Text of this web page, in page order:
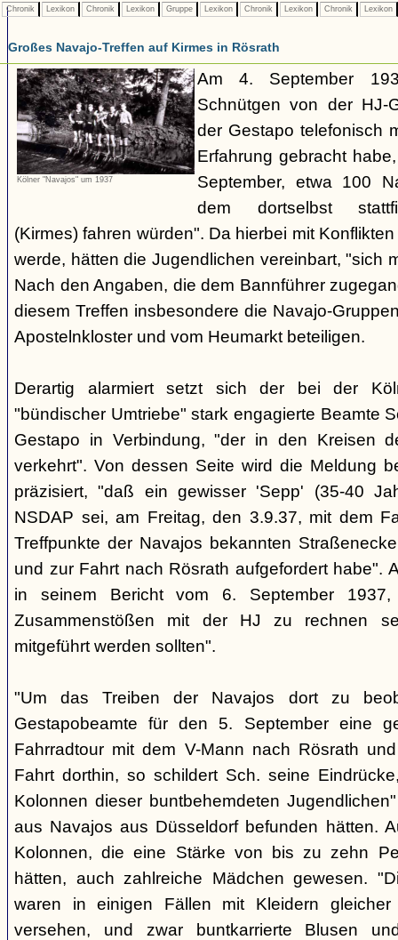
Chronik Lexikon Chronik Lexikon Gruppe Lexikon Chronik Lexikon Chronik Lexikon
Großes Navajo-Treffen auf Kirmes in Rösrath
Kölner "Navajos" um 1937
Am 4. September
Schnütgen von der HJ-
der Gestapo telefonisch
Erfahrung gebracht
September, etwa 100
dem dortselbst
(Kirmes) fahren würden". Da hierbei mit
werde, hätten die Jugendlichen vereinbart, "sich
Nach den Angaben, die dem Bannführer
diesem Treffen insbesondere die Navajo-
Apostelnkloster und vom Heumarkt beteiligen.
Derartig alarmiert setzt sich der bei der
"bündischer Umtriebe" stark engagierte Beamte
Gestapo in Verbindung, "der in den Kreisen
verkehrt". Von dessen Seite wird die Meldung
präzisiert, "daß ein gewisser 'Sepp' (35-40
NSDAP sei, am Freitag, den 3.9.37, mit dem
Treffpunkte der Navajos bekannten
und zur Fahrt nach Rösrath aufgefordert habe".
in seinem Bericht vom 6. September
Zusammenstößen mit der HJ zu rechnen
mitgeführt werden sollten".
"Um das Treiben der Navajos dort zu
Gestapobeamte für den 5. September eine
Fahrradtour mit dem V-Mann nach Rösrath
Fahrt dorthin, so schildert Sch. seine
Kolonnen dieser buntbehemdeten
aus Navajos aus Düsseldorf befunden hätten.
Kolonnen, die eine Stärke von bis zu zehn
hätten, auch zahlreiche Mädchen gewesen.
waren in einigen Fällen mit Kleidern
versehen, und zwar buntkarrierte Blusen